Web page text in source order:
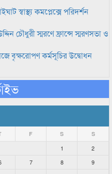
স্বাস্থ্য কমপ্লেক্সে পরিদর্শন
চৌধুরী স্মরণে ফ্রান্সে স্মরণসভা ও
বৃক্ষরোপণ কর্মসূচির উদ্বোধন
F S S
1
2
7 8
9